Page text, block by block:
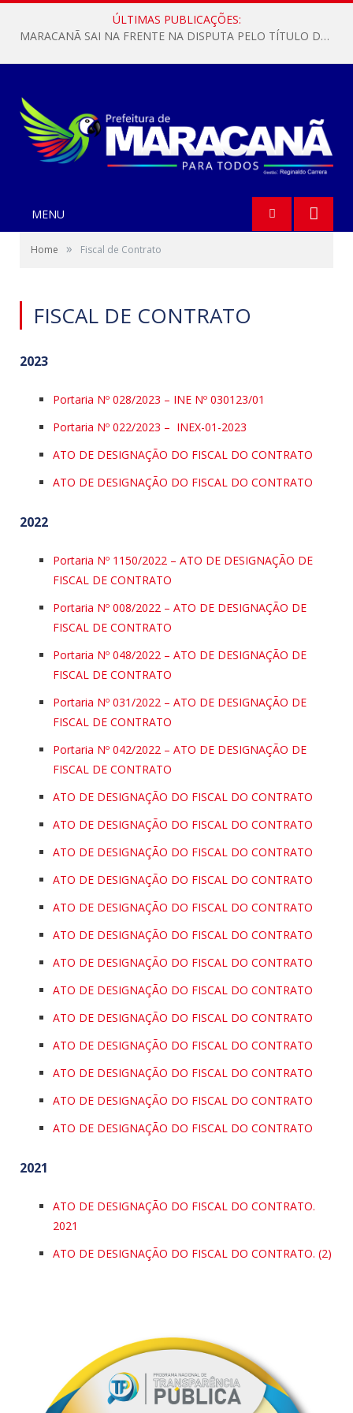
ÚLTIMAS PUBLICAÇÕES:
MARACANÃ SAI NA FRENTE NA DISPUTA PELO TÍTULO DA COPA PARÁ SUB-17!
MENU
Home » Fiscal de Contrato
FISCAL DE CONTRATO
2023
Portaria Nº 028/2023 – INE Nº 030123/01
Portaria Nº 022/2023 – INEX-01-2023
ATO DE DESIGNAÇÃO DO FISCAL DO CONTRATO
ATO DE DESIGNAÇÃO DO FISCAL DO CONTRATO
2022
Portaria Nº 1150/2022 – ATO DE DESIGNAÇÃO DE
FISCAL DE CONTRATO
Portaria Nº 008/2022 – ATO DE DESIGNAÇÃO DE
FISCAL DE CONTRATO
Portaria Nº 048/2022 – ATO DE DESIGNAÇÃO DE
FISCAL DE CONTRATO
Portaria Nº 031/2022 – ATO DE DESIGNAÇÃO DE
FISCAL DE CONTRATO
Portaria Nº 042/2022 – ATO DE DESIGNAÇÃO DE
FISCAL DE CONTRATO
ATO DE DESIGNAÇÃO DO FISCAL DO CONTRATO
ATO DE DESIGNAÇÃO DO FISCAL DO CONTRATO
ATO DE DESIGNAÇÃO DO FISCAL DO CONTRATO
ATO DE DESIGNAÇÃO DO FISCAL DO CONTRATO
ATO DE DESIGNAÇÃO DO FISCAL DO CONTRATO
ATO DE DESIGNAÇÃO DO FISCAL DO CONTRATO
ATO DE DESIGNAÇÃO DO FISCAL DO CONTRATO
ATO DE DESIGNAÇÃO DO FISCAL DO CONTRATO
ATO DE DESIGNAÇÃO DO FISCAL DO CONTRATO
ATO DE DESIGNAÇÃO DO FISCAL DO CONTRATO
ATO DE DESIGNAÇÃO DO FISCAL DO CONTRATO
ATO DE DESIGNAÇÃO DO FISCAL DO CONTRATO
ATO DE DESIGNAÇÃO DO FISCAL DO CONTRATO
2021
ATO DE DESIGNAÇÃO DO FISCAL DO CONTRATO.
2021
ATO DE DESIGNAÇÃO DO FISCAL DO CONTRATO. (2)